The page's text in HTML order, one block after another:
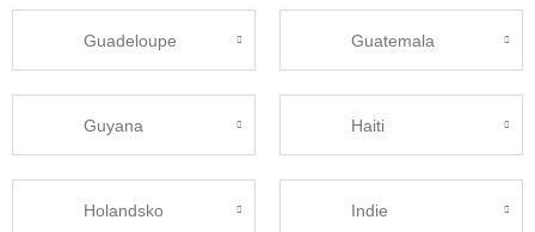
Guadeloupe Guatemala
Guyana Haiti
Holandsko Indie